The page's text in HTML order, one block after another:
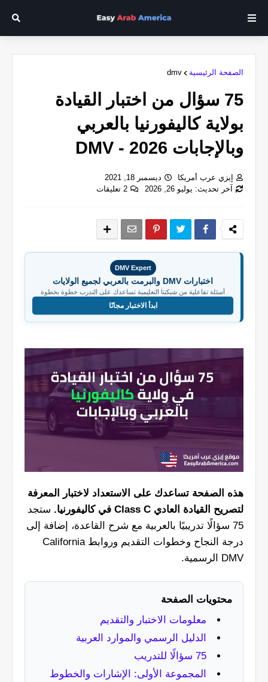
الصفحة الرئيسية dmv
75 سؤال من اختبار القيادة
بولاية كاليفورنيا بالعربي
وبالإجابات 2026 - DMV
إيزي عرب أمريكا
ديسمبر 18, 2021
آخر تحديث: يوليو 26, 2026
2 تعليقات
DMV Expert
اختبارات DMV والبرمت بالعربي لجميع الولايات
أسئلة تفاعلية من شبكتنا التعليمية تساعدك على التدرب خطوة بخطوة
ابدأ الاختبار مجانًا
هذه الصفحة تساعدك على الاستعداد لاختبار المعرفة
لتصريح القيادة العادي Class C في كاليفورنيا.
ستجد
75 سؤالًا تدريبيًا بالعربية مع شرح القاعدة، إضافة إلى
درجة النجاح وخطوات التقديم وروابط California
DMV الرسمية.
محتويات الصفحة
معلومات الاختبار والتقديم
الدليل الرسمي والموارد العربية
75 سؤالًا للتدريب
المجموعة الأولى: الإشارات والخطوط